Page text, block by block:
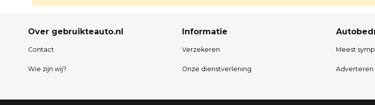
Over gebruikteauto.nl
Contact
Wie zijn wij?
Informatie
Verzekeren
Onze dienstverlening
Meest
Adverteren